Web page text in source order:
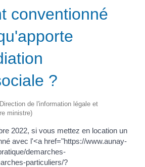
conventionné
?
de l'information légale et
ministre)
2022, si vous mettez en location un
avec l'<a href="https://www.aunay-
demarches-
particuliers/?